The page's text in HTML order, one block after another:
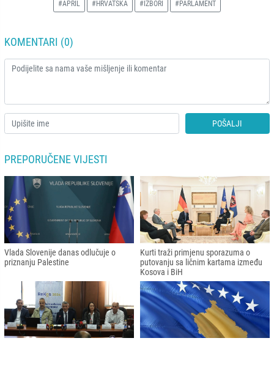
#APRIL #HRVATSKA #IZBORI #PARLAMENT
KOMENTARI (0)
POŠALJI
PREPORUČENE VIJESTI
Vlada Slovenije danas odlučuje o
priznanju Palestine
Kurti traži primjenu sporazuma o
putovanju sa ličnim kartama između
Kosova i BiH